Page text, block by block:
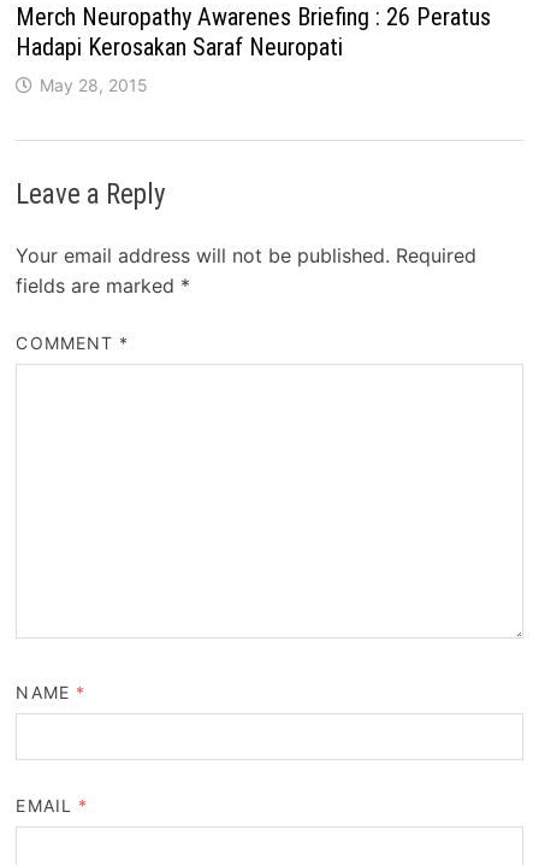
Merch Neuropathy Awarenes Briefing : 26 Peratus
Hadapi Kerosakan Saraf Neuropati
May 28, 2015
Leave a Reply
Your email address will not be published. Required
fields are marked *
COMMENT *
NAME *
EMAIL *